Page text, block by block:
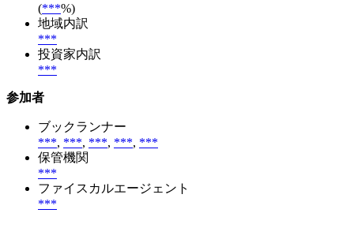
(***%)
地域内訳
***
投資家内訳
***
参加者
ブックランナー
***, ***, ***, ***, ***
保管機関
***
ファイスカルエージェント
***